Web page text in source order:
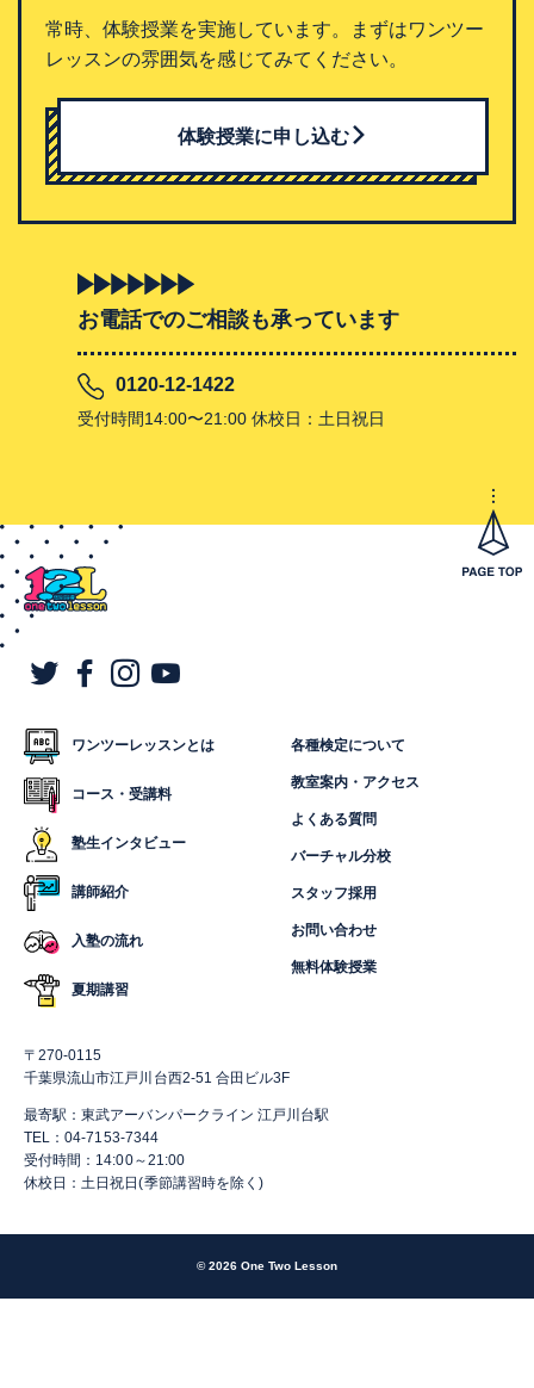
常時、体験授業を実施しています。まずはワンツー
レッスンの雰囲気を感じてみてください。
体験授業に申し込む
お電話でのご相談も承っています
0120-12-1422
受付時間14:00〜21:00 休校日：土日祝日
ワンツーレッスンとは
コース・受講料
塾生インタビュー
講師紹介
入塾の流れ
夏期講習
各種検定について
教室案内・アクセス
よくある質問
バーチャル分校
スタッフ採用
お問い合わせ
無料体験授業
〒270-0115
千葉県流山市江戸川台西2-51 合田ビル3F
最寄駅：東武アーバンパークライン 江戸川台駅
TEL：04-7153-7344
受付時間：14:00～21:00
休校日：土日祝日(季節講習時を除く)
© 2026 One Two Lesson